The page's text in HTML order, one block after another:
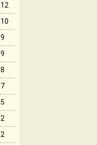
12
10
9
9
8
7
5
2
2